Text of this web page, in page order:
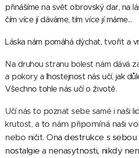
přinášíme na svět obrovský dar, na
čím více jí dáváme, tím více jí máme...
Láska nám pomáhá dýchat, tvořit a
Na druhou stranu bolest nám dává
a pokory a lhostejnost nás učí, jak
Všechno tohle nás učí o životě.
Učí nás to poznat sebe samé i naši
krutost, a to nám připomíná naši
nebo ničit. Ona destrukce s sebou
nostalgie a nenasytnosti, nikdy